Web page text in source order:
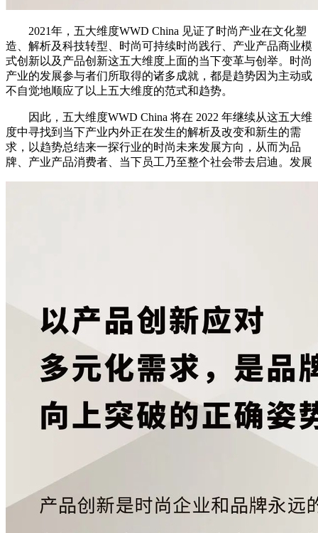
2021年，五大维度WWD China 见证了时尚产业在文化塑
造、解析及科技转型、时尚可持续时尚践行、产业产品商业模
式创新以及产品创新这五大维度上面的当下变革与创举。时尚
产业的发展参与者们所取得的诸多成就，都是趋势因为主动或
不自觉地顺应了以上五大维度的范式和趋势。
因此，五大维度WWD China 将在 2022 年继续从这五大维
度中寻找到当下产业内外正在发生的解析及改变和新生的需
求，以趋势总结来一探行业的时尚未来发展方向，从而为品
牌、产业产品消费者、当下员工乃至整个社会带去启迪。发展